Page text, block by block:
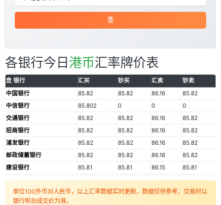
各银行今日 港币汇率牌价表
银行 汇买 钞买 汇卖
钞卖
中国银行
85.82 85.82 86.16
85.82
中信银行
85.802 0 0
0
交通银行
85.82 85.82 86.16
85.82
招商银行
85.82 85.82 86.16
85.82
浦发银行
85.82 85.82 86.16
85.82
邮政储蓄银行
85.82 85.82 86.16
85.82
建设银行
85.81 85.81 86.15 85.81
单位100外币对人民币，以上汇率数据实时更新，数据仅供参考，交易时以
银行柜台成交价为准。